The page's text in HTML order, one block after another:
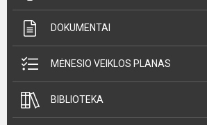
DOKUMENTAI
MĖNESIO VEIKLOS PLANAS
BIBLIOTEKA